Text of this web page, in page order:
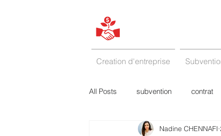
Creation d'entreprise
All Posts subvention contrat
marketing etude de marché
Nadine CHENNAFI